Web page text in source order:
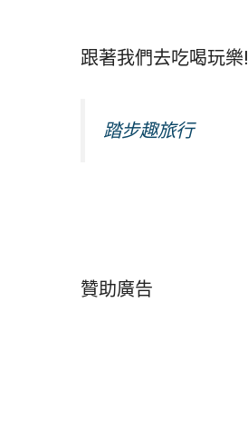
跟著我們去吃喝玩樂!
踏步趣旅行
贊助廣告